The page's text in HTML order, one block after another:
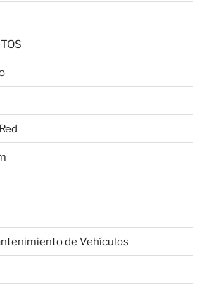
de Vehículos